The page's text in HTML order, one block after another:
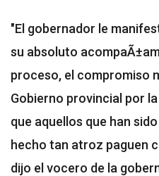
"El gobernador le
su absoluto
proceso, el compromiso
Gobierno provincial por
que aquellos que han
hecho tan atroz paguen
dijo el vocero de la